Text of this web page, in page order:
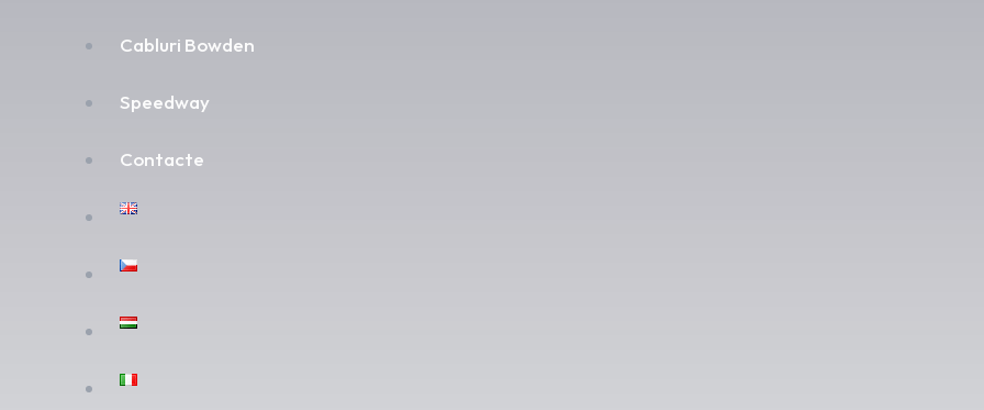
Cabluri Bowden
Speedway
Contacte